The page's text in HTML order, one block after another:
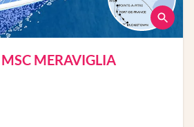
MSC MERAVIGLIA